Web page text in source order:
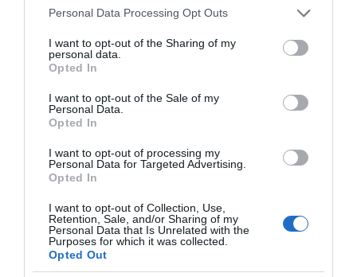
Please note that this website/app uses one or more Google
not limited to your visit or usage behaviour. You may click to
grant or deny consent to Google and its third-party tags to
use your data for below specified purposes in below Google
consent section.
Personal Data Processing Opt Outs
I want to opt-out of the Sharing of my
personal data.
Opted In
I want to opt-out of the Sale of my
Personal Data.
Opted In
I want to opt-out of processing my
Personal Data for Targeted Advertising.
Opted In
I want to opt-out of Collection, Use,
Retention, Sale, and/or Sharing of my
Personal Data that Is Unrelated with the
Purposes for which it was collected.
Opted Out
θέσης
ισχυρά μελτέμια την
Μουσικός νανουρίζει λιοντάρια παίζοντας το